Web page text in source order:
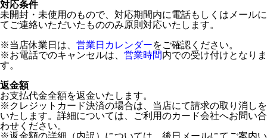
対応条件
未開封・未使用のもので、対応期間内に電話もしくはメールに
てご連絡いただいたもののみ原則対応いたします。
※当店休業日は、 営業日カレンダーをご確認ください。
※お電話でのキャンセルは、 営業時間内での受け付けとなりま
す。
返金額
お支払代金全額を返金いたします。
※クレジットカード決済の場合は、当店にて請求の取り消しを
いたします。詳細については、ご利用のカード会社へお問い合
わせください。
※返金額の詳細（内訳）については、後日メールにてご案内い